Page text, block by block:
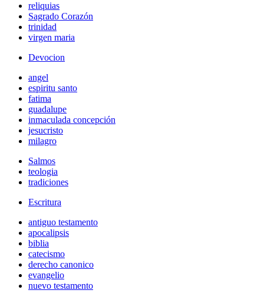
reliquias
Sagrado Corazón
trinidad
virgen maria
Devocion
angel
espiritu santo
fatima
guadalupe
inmaculada concepción
jesucristo
milagro
Salmos
teologia
tradiciones
Escritura
antiguo testamento
apocalipsis
biblia
catecismo
derecho canonico
evangelio
nuevo testamento